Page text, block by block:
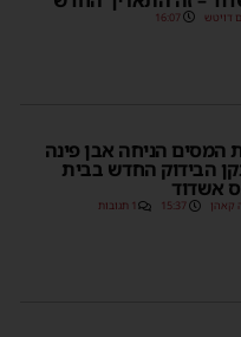
דויטש 16:07
המסים הניחה אבן פינה
הבידוק החדש בבית
אשדוד
קאהן 15:37 1 תגובות